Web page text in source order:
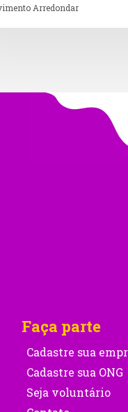
Arredondar
Faça parte
Cadastre sua
Cadastre sua ONG
Seja voluntário